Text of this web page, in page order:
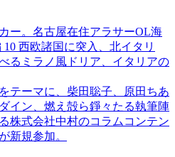
ー。名古屋在住アラサーOL海
西欧諸国に突入、北イタリ
るミラノ風ドリア、イタリアの
テーマに、柴田聡子、原田ちあ
イン、燃え殻ら錚々たる執筆陣
株式会社中村のコラムコンテン
新規参加。